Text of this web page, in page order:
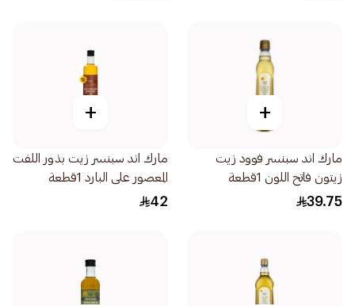
+
مارك اند سبنسر فوود زيت
زيتون فاتح اللون 1قطعة
39.75
+
مارك اند سبنسر زيت بذور اللفت
المعصور على البارد 1قطعة
42